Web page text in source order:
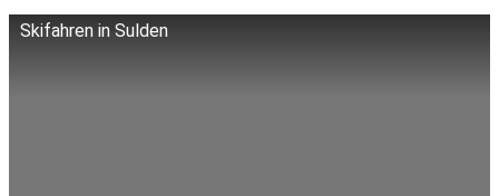
Skifahren in Sulden